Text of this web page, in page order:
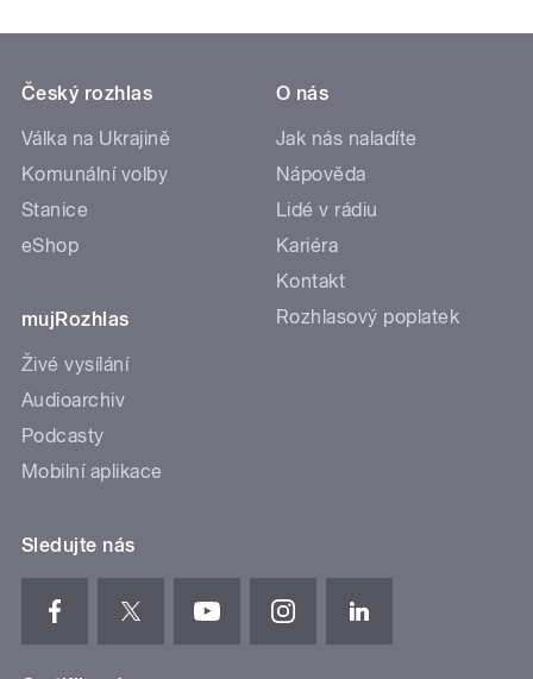
Český rozhlas
Válka na Ukrajině
Komunální volby
Stanice
eShop
mujRozhlas
Živé vysílání
Audioarchiv
Podcasty
Mobilní aplikace
O nás
Jak nás naladíte
Nápověda
Lidé v rádiu
Kariéra
Kontakt
Rozhlasový poplatek
Sledujte nás